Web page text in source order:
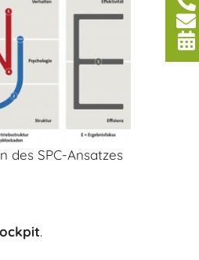
des SPC-Ansatzes
.